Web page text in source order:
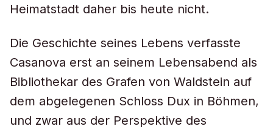
Heimatstadt daher bis heute nicht.
Die Geschichte seines Lebens verfasste
Casanova erst an seinem Lebensabend als
Bibliothekar des Grafen von Waldstein auf
dem abgelegenen Schloss Dux in Böhmen,
und zwar aus der Perspektive des